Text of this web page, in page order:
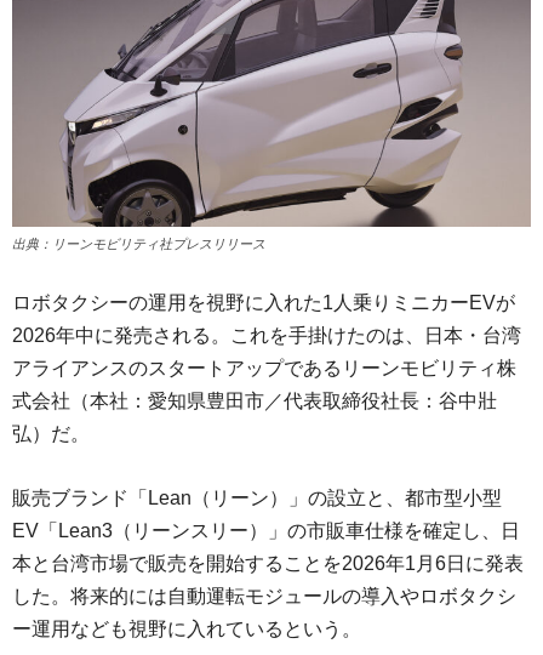
出典：リーンモビリティ社プレスリリース
ロボタクシーの運用を視野に入れた1人乗りミニカーEVが
2026年中に発売される。これを手掛けたのは、日本・台湾
アライアンスのスタートアップであるリーンモビリティ株
式会社（本社：愛知県豊田市／代表取締役社長：谷中壯
弘）だ。
販売ブランド「Lean（リーン）」の設立と、都市型小型
EV「Lean3（リーンスリー）」の市販車仕様を確定し、日
本と台湾市場で販売を開始することを2026年1月6日に発表
した。将来的には自動運転モジュールの導入やロボタクシ
ー運用なども視野に入れているという。